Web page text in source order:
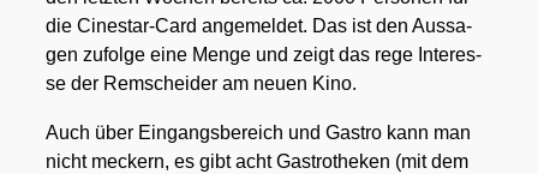
die Cine­star-Card ange­mel­det. Das ist den Aus­sa­
gen zufol­ge eine Men­ge und zeigt das rege Inter­es­
se der Rem­schei­der am neu­en Kino.
Auch über Ein­gangs­be­reich und Gas­tro kann man
nicht meckern, es gibt acht Gas­tro­the­ken (mit dem